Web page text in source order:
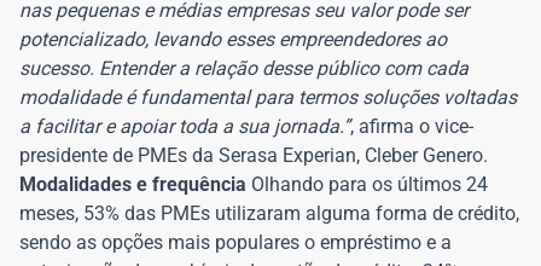
nas pequenas e médias empresas seu valor pode ser
potencializado, levando esses empreendedores ao
sucesso. Entender a relação desse público com cada
modalidade é fundamental para termos soluções voltadas
a facilitar e apoiar toda a sua jornada.”, afirma o vice-
presidente de PMEs da Serasa Experian, Cleber Genero.
Modalidades e frequência Olhando para os últimos 24
meses, 53% das PMEs utilizaram alguma forma de crédito,
sendo as opções mais populares o empréstimo e a